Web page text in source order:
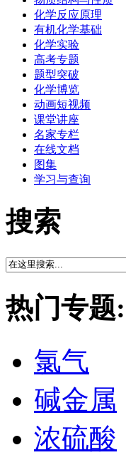
化学反应原理
有机化学基础
化学实验
高考专题
题型突破
化学博览
动画短视频
课堂讲座
名家专栏
在线文档
图集
学习与查询
搜索
热门专题:
氯气
碱金属
浓硫酸